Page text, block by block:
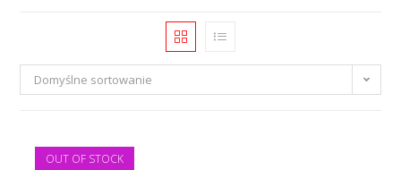
Domyślne sortowanie
OUT OF STOCK